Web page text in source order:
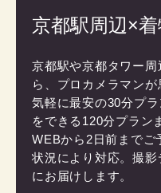
京都駅周辺×
京都駅や京都タワー
ら、プロカメラマンが
気軽に最安の30分プ
をできる120分プラン
WEBから2日前までご
状況により対応。撮
にお届けします。